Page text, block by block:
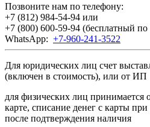
Позвоните нам по телефону:
+7 (812) 984-54-94 или
+7 (800) 600-59-94 (бесплатный по
WhatsApp: +7-960-241-3522
Для юридических лиц счет
(включен в стоимость), или от ИП
для физических лиц принимается
карте, списание денег с карты
после подтверждения наличия